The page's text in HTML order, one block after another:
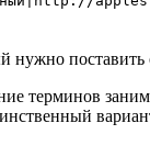
нужно поставить
терминов